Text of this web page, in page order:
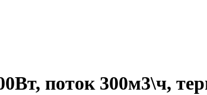
поток 300м3\ч,